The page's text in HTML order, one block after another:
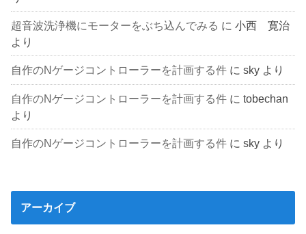
超音波洗浄機にモーターをぶち込んでみる に小西 寛治
より
自作のNゲージコントローラーを計画する件 にsky より
自作のNゲージコントローラーを計画する件 にtobechan
より
自作のNゲージコントローラーを計画する件 にsky より
アーカイブ